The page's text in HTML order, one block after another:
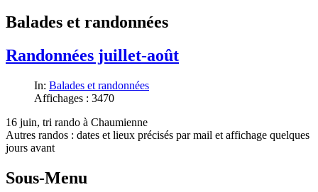
Balades et randonnées
Randonnées juillet-août
In: Balades et randonnées
Affichages : 3470
16 juin, tri rando à Chaumienne
Autres randos : dates et lieux précisés par mail et affichage quelques
jours avant
Sous-Menu